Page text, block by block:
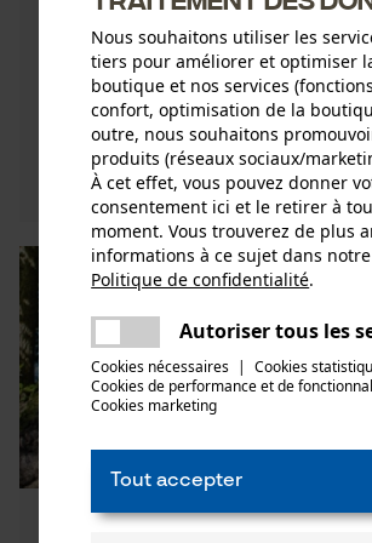
Travailler de manière imprudente
peut causer de graves accidents. Il
entendu éviter de telles
Découvrez ici les 5 meilleu ...
Découvrez maintenant
Préparation de la saison
Nous souhaitons utiliser les
tiers pour améliorer et optimiser
boutique et nos services
confort, optimisation de la
outre, nous souhaitons
produits (réseaux sociaux/
À cet effet, vous pouvez donner
consentement ici et le retirer à
moment. Vous trouverez de plus
informations à ce sujet dans notre
Politique de confidentialité.
Autoriser tous les
Cookies nécessaires | Cookies
Cookies de performance et de
Cookies marketing
Tout accepter
Une erreur s'est produite.
essayer encore.
partager
partager
mail